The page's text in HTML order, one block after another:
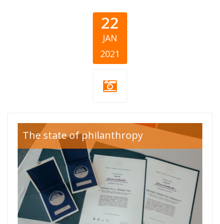
22
JAN
2021
zaklada-
slagalica-
nagrada-
filantropija.jpg
The state of philanthropy